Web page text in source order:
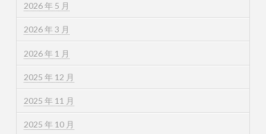
2026 年 5 月
2026 年 3 月
2026 年 1 月
2025 年 12 月
2025 年 11 月
2025 年 10 月